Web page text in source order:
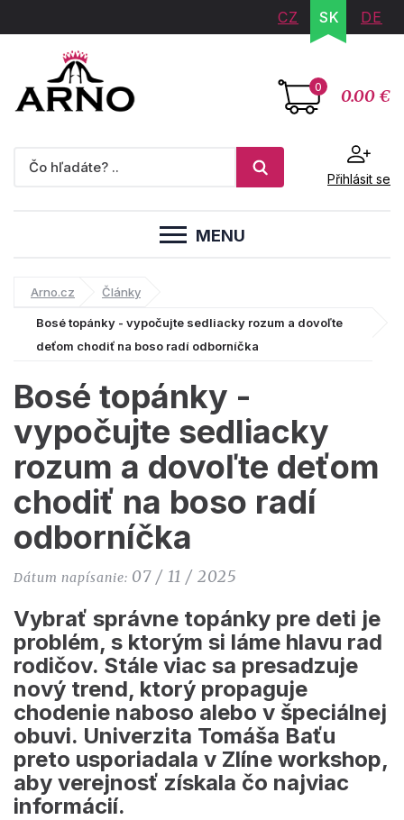
CZ SK DE
0 0.00 €
Přihlásit se
MENU
Arno.cz Články
Bosé topánky - vypočujte sedliacky rozum a dovoľte
deťom chodiť na boso radí odborníčka
Bosé topánky -
vypočujte sedliacky
rozum a dovoľte deťom
chodiť na boso radí
odborníčka
Dátum napísanie: 07 / 11 / 2025
Vybrať správne topánky pre deti je
problém, s ktorým si láme hlavu rad
rodičov. Stále viac sa presadzuje
nový trend, ktorý propaguje
chodenie naboso alebo v špeciálnej
obuvi. Univerzita Tomáša Baťu
preto usporiadala v Zlíne workshop,
aby verejnosť získala čo najviac
informácií.